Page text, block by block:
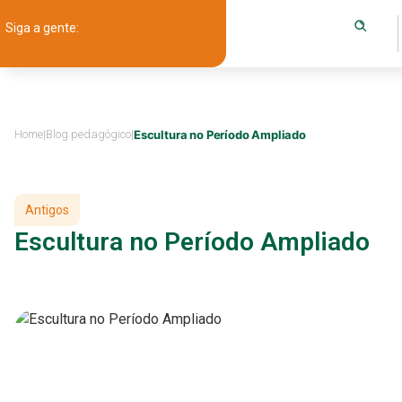
Siga a gente:
Home|Blog pedagógico|Escultura no Período Ampliado
Antigos
Escultura no Período Ampliado